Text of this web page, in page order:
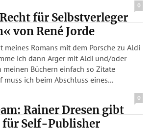
0
für Selbstverleger
von René Jorde
meines Romans mit dem Porsche zu Aldi
ich dann Ärger mit Aldi und/oder
meinen Büchern einfach so Zitate
muss ich beim Abschluss eines...
0
Rainer Dresen gibt
für Self-Publisher